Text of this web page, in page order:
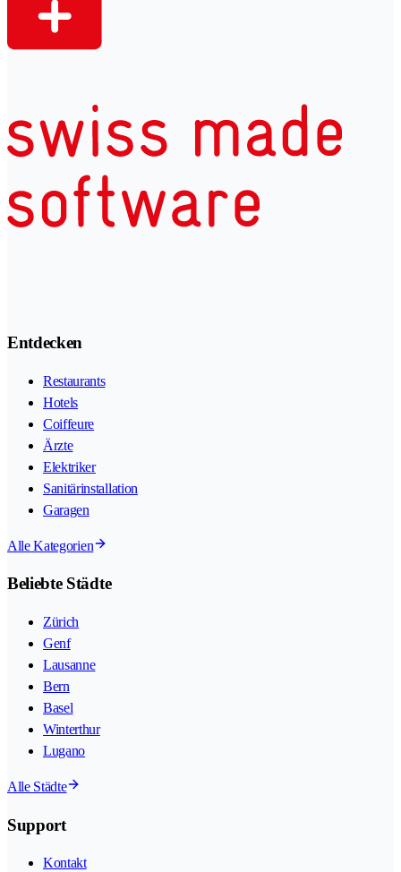
Entdecken
Restaurants
Hotels
Coiffeure
Ärzte
Elektriker
Sanitärinstallation
Garagen
Alle Kategorien
Beliebte Städte
Zürich
Genf
Lausanne
Bern
Basel
Winterthur
Lugano
Alle Städte
Support
Kontakt